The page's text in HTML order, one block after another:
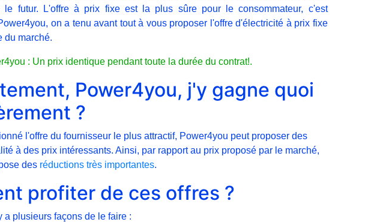
le futur. L'offre à prix fixe est la plus sûre pour le consommateur, c'est
on a tenu avant tout à vous proposer l'offre d'électricité à prix fixe
du marché.
: Un prix identique pendant toute la durée du contrat!.
Power4you, j'y gagne quoi
?
l'offre du fournisseur le plus attractif, Power4you peut proposer des
à des prix intéressants. Ainsi, par rapport au prix proposé par le marché,
des réductions très importantes.
profiter de ces offres ?
a plusieurs façons de le faire :